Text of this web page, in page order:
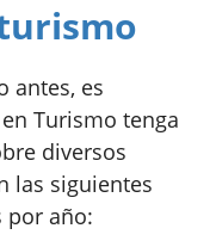
antes, es
Turismo tenga
diversos
las siguientes
por año: